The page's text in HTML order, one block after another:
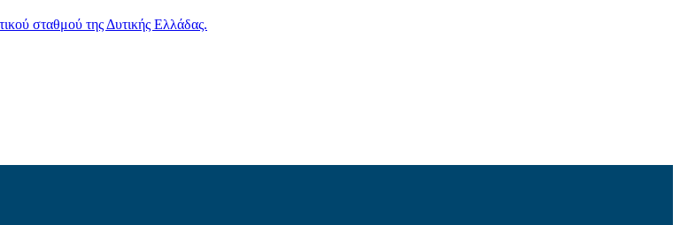
σταθμού της Δυτικής Ελλάδας.